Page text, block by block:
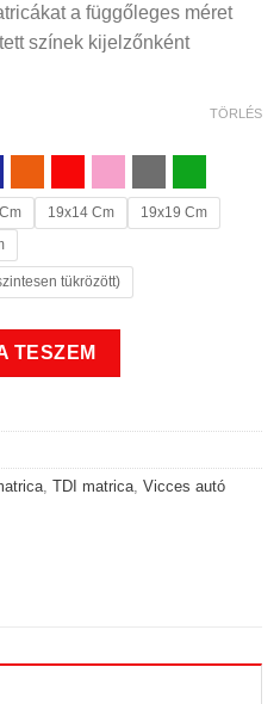
a függőleges méret
színek kijelzőnként
19x14 Cm
19x19 Cm
tükrözött)
TÖRLÉS
TESZEM
TDI matrica Vicces autó